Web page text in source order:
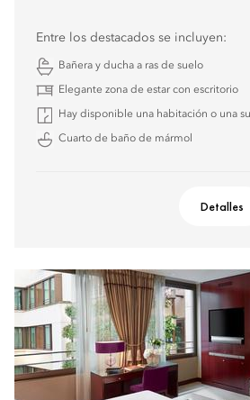
Entre los destacados se incluyen:
Bañera y ducha a ras de suelo
Elegante zona de estar con escritorio
Hay disponible una habitación o una
Cuarto de baño de mármol
Detalles